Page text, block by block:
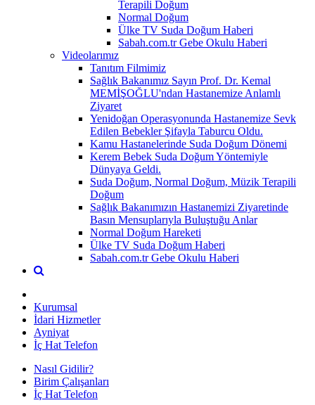
Terapili Doğum
Normal Doğum
Ülke TV Suda Doğum Haberi
Sabah.com.tr Gebe Okulu Haberi
Videolarımız
Tanıtım Filmimiz
Sağlık Bakanımız Sayın Prof. Dr. Kemal
MEMİŞOĞLU'ndan Hastanemize Anlamlı
Ziyaret
Yenidoğan Operasyonunda Hastanemize Sevk
Edilen Bebekler Şifayla Taburcu Oldu.
Kamu Hastanelerinde Suda Doğum Dönemi
Kerem Bebek Suda Doğum Yöntemiyle
Dünyaya Geldi.
Suda Doğum, Normal Doğum, Müzik Terapili
Doğum
Sağlık Bakanımızın Hastanemizi Ziyaretinde
Basın Mensuplarıyla Buluştuğu Anlar
Normal Doğum Hareketi
Ülke TV Suda Doğum Haberi
Sabah.com.tr Gebe Okulu Haberi
Kurumsal
İdari Hizmetler
Ayniyat
İç Hat Telefon
Nasıl Gidilir?
Birim Çalışanları
İç Hat Telefon